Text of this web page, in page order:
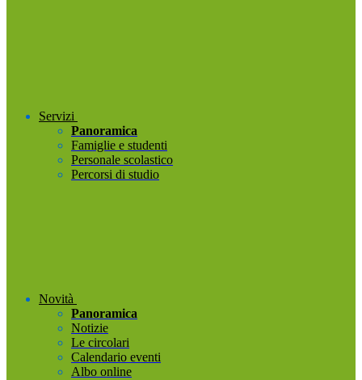
Servizi
Panoramica
Famiglie e studenti
Personale scolastico
Percorsi di studio
Novità
Panoramica
Notizie
Le circolari
Calendario eventi
Albo online